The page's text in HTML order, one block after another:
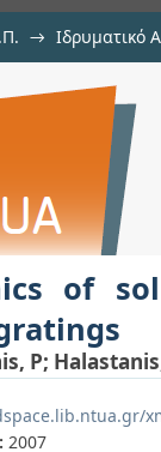
→ Ιδρυματικό
in
of
P;
2007